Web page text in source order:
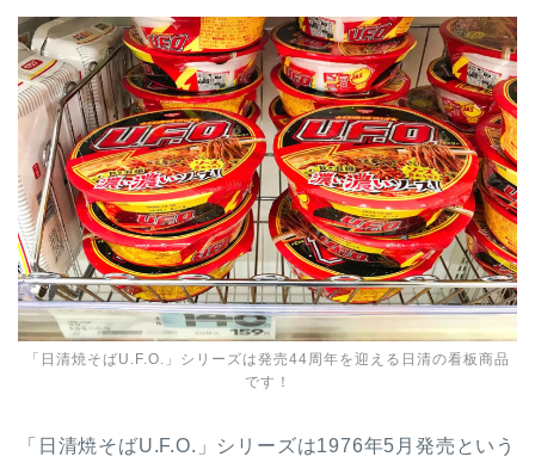
「日清焼そばU.F.O.」シリーズは発売44周年を迎える日清の看板商品
です！
「日清焼そばU.F.O.」シリーズは1976年5月発売という